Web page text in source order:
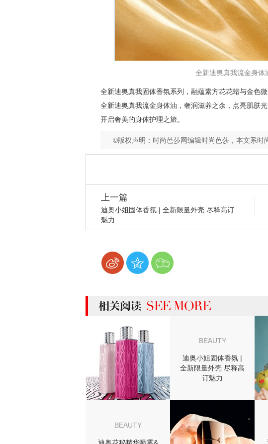
全新迪奥真我流金身体
全新迪奥真我固体香氛系列，融蕴素方花花蜡与金色
全新迪奥真我流金身体油，奢润滋养之余，点亮肌肤
开启奢美的身体护理之旅。
©版权声明：时尚芭莎网编辑时尚芭莎，本文系时
上一篇
迪奥小姐固体香氛 | 全新限量外壳 尽释高订
魅力
BEAUTY
迪奥小姐固体香氛 |
全新限量外壳 尽释高
订魅力
BEAUTY
迪奥花秘精华喷雾&